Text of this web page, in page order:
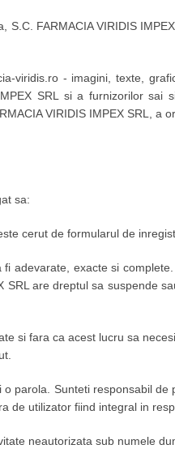
FARMACIA VIRIDIS
viridis.ro - imagini, texte,
SRL si a furnizorilor sai
VIRIDIS IMPEX SRL, a
sa:
cerut de formularul de
adevarate, exacte si
are dreptul sa suspende
si fara ca acest lucru sa
parola. Sunteti responsabil
de utilizator fiind integral in
neautorizata sub numele